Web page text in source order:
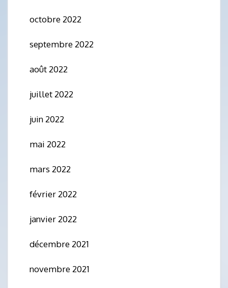
octobre 2022
septembre 2022
août 2022
juillet 2022
juin 2022
mai 2022
mars 2022
février 2022
janvier 2022
décembre 2021
novembre 2021